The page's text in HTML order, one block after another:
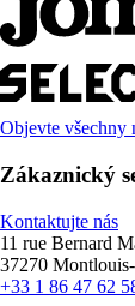
Objevte všechny
Zákaznický
Kontaktujte nás
11 rue Bernard
37270
+33 1 86 47 62